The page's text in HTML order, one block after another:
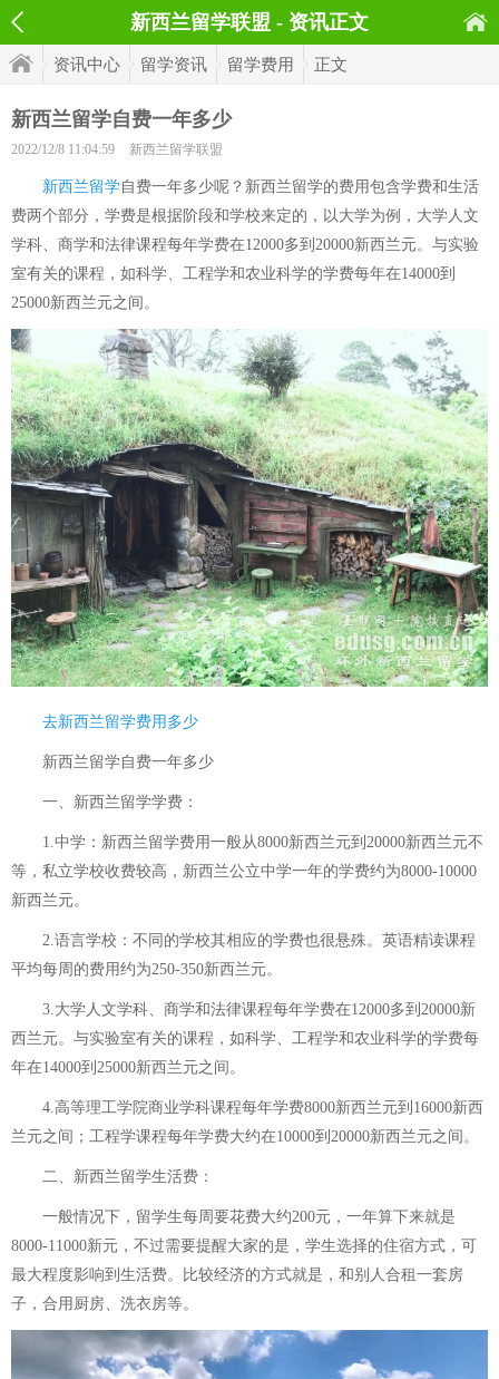
新西兰留学联盟 - 资讯正文
资讯中心 留学资讯 留学费用 正文
新西兰留学自费一年多少
2022/12/8 11:04:59 新西兰留学联盟
新西兰留学自费一年多少呢？新西兰留学的费用包含学费和生活
费两个部分，学费是根据阶段和学校来定的，以大学为例，大学人文
学科、商学和法律课程每年学费在12000多到20000新西兰元。与实验
室有关的课程，如科学、工程学和农业科学的学费每年在14000到
25000新西兰元之间。
去新西兰留学费用多少
新西兰留学自费一年多少
一、新西兰留学学费：
1.中学：新西兰留学费用一般从8000新西兰元到20000新西兰元不
等，私立学校收费较高，新西兰公立中学一年的学费约为8000-10000
新西兰元。
2.语言学校：不同的学校其相应的学费也很悬殊。英语精读课程
平均每周的费用约为250-350新西兰元。
3.大学人文学科、商学和法律课程每年学费在12000多到20000新
西兰元。与实验室有关的课程，如科学、工程学和农业科学的学费每
年在14000到25000新西兰元之间。
4.高等理工学院商业学科课程每年学费8000新西兰元到16000新西
兰元之间；工程学课程每年学费大约在10000到20000新西兰元之间。
二、新西兰留学生活费：
一般情况下，留学生每周要花费大约200元，一年算下来就是
8000-11000新元，不过需要提醒大家的是，学生选择的住宿方式，可
最大程度影响到生活费。比较经济的方式就是，和别人合租一套房
子，合用厨房、洗衣房等。